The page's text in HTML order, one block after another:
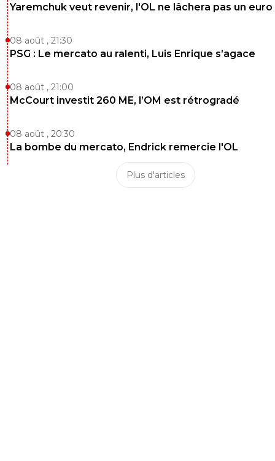
Yaremchuk veut revenir, l'OL ne lâchera pas un euro
08 août , 21:30
PSG : Le mercato au ralenti, Luis Enrique s’agace
08 août , 21:00
McCourt investit 260 ME, l’OM est rétrogradé
08 août , 20:30
La bombe du mercato, Endrick remercie l'OL
Plus d'articles